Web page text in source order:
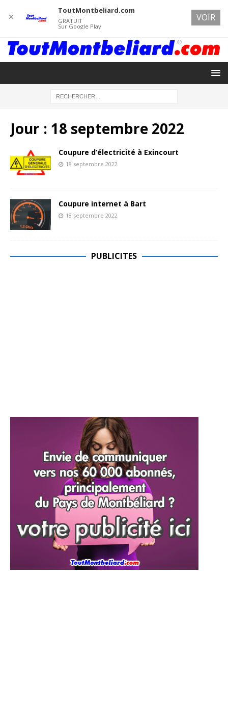
Jour : 18 septembre 2022
Coupure d’électricité à Exincourt
18 septembre 2022
Coupure internet à Bart
18 septembre 2022
PUBLICITES
✕
ToutMontbeliard.com
GRATUIT
Sur Google Play
VOIR